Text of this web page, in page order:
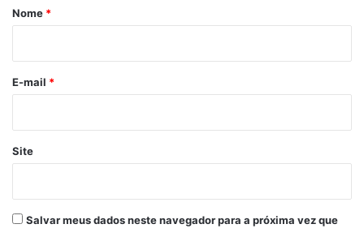
r
*
Nome *
E-mail *
Site
Salvar meus dados neste navegador para a próxima vez que